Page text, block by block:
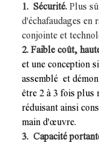
1. Sécurité. Plus
d'échafaudages en
conjointe et
2. Faible coût,
et une conception
assemblé et
être 2 à 3 fois plus
réduisant ainsi
main d'œuvre.
3. Capacité